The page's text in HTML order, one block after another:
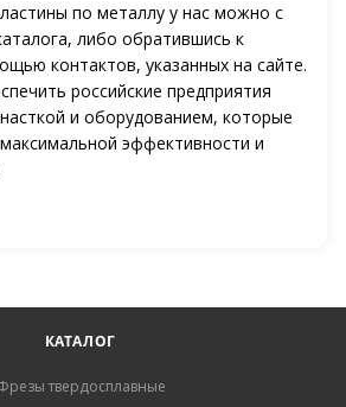
по металлу у нас можно с
либо обратившись к
контактов, указанных на сайте.
российские предприятия
и оборудованием, которые
эффективности и
КАТАЛОГ
твердосплавные